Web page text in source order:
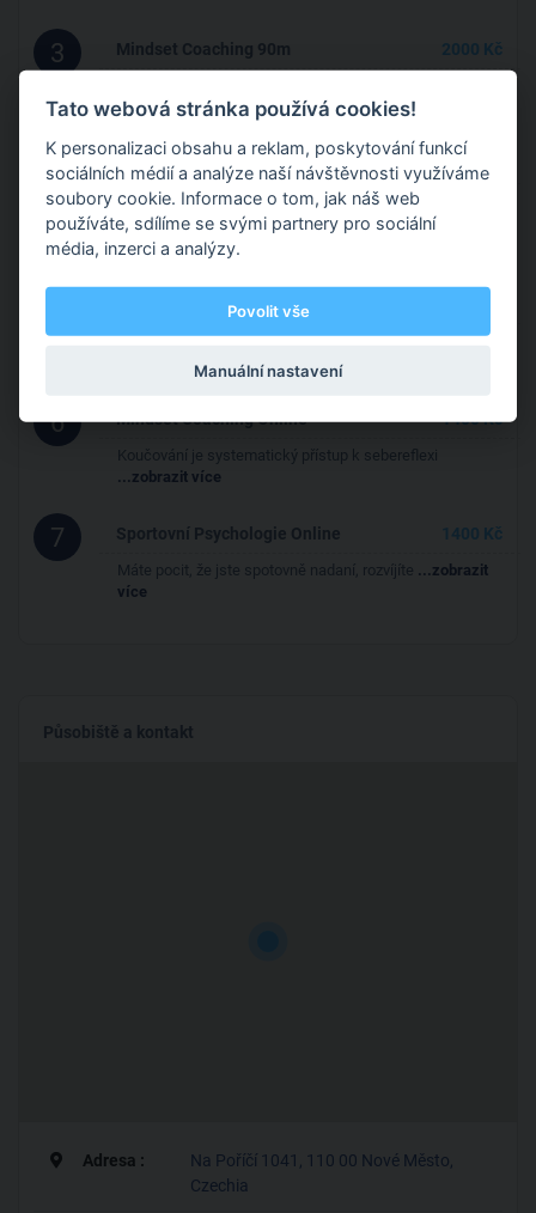
3 Mindset Coaching 90m 2000 Kč
...zobrazit více
4 Sportovní Psychologie 90m 2000 Kč
Máte pocit, že jste spotovně nadaní, rozvíjíte...zobrazit
více
5
Workshop/Prezentace
Pořádam workshopy a prezentace na tematech týka
...zobrazit více
6 Mindset Coaching Online 1400 Kč
Koučování je systematický přístup k sebereflexi
...zobrazit více
7 Sportovní Psychologie Online 1400 Kč
Máte pocit, že jste spotovně nadaní, rozvíjíte ...zobrazit
více
Působiště a kontakt
Adresa :
Na Poříčí 1041, 110 00 Nové Město,
Czechia
Tato webová stránka používá cookies!
K personalizaci obsahu a reklam, poskytování funkcí
sociálních médií a analýze naší návštěvnosti využíváme
soubory cookie. Informace o tom, jak náš web
používáte, sdílíme se svými partnery pro sociální
média, inzerci a analýzy.
Povolit vše
Manuální nastavení